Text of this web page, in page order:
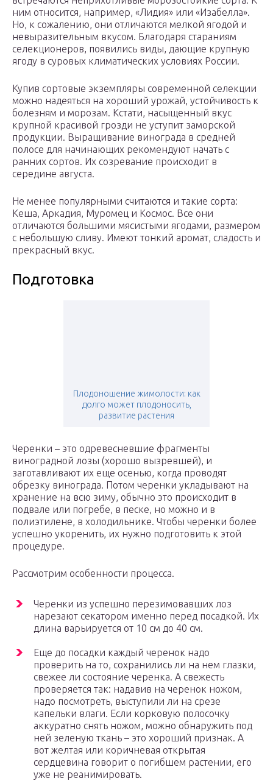
ним относится, например, «Лидия» или «Изабелла».
Но, к сожалению, они отличаются мелкой ягодой и
невыразительным вкусом. Благодаря стараниям
селекционеров, появились виды, дающие крупную
ягоду в суровых климатических условиях России.
Купив сортовые экземпляры современной селекции
можно надеяться на хороший урожай, устойчивость к
болезням и морозам. Кстати, насыщенный вкус
крупной красивой грозди не уступит заморской
продукции. Выращивание винограда в средней
полосе для начинающих рекомендуют начать с
ранних сортов. Их созревание происходит в
середине августа.
Не менее популярными считаются и такие сорта:
Кеша, Аркадия, Муромец и Космос. Все они
отличаются большими мясистыми ягодами, размером
с небольшую сливу. Имеют тонкий аромат, сладость и
прекрасный вкус.
Подготовка
Плодоношение жимолости: как
долго может плодоносить,
развитие растения
Черенки – это одревесневшие фрагменты
виноградной лозы (хорошо вызревшей), и
заготавливают их еще осенью, когда проводят
обрезку винограда. Потом черенки укладывают на
хранение на всю зиму, обычно это происходит в
подвале или погребе, в песке, но можно и в
полиэтилене, в холодильнике. Чтобы черенки более
успешно укоренить, их нужно подготовить к этой
процедуре.
Рассмотрим особенности процесса.
Черенки из успешно перезимовавших лоз
нарезают секатором именно перед посадкой. Их
длина варьируется от 10 см до 40 см.
Еще до посадки каждый черенок надо
проверить на то, сохранились ли на нем глазки,
свежее ли состояние черенка. А свежесть
проверяется так: надавив на черенок ножом,
надо посмотреть, выступили ли на срезе
капельки влаги. Если корковую полосочку
аккуратно снять ножом, можно обнаружить под
ней зеленую ткань – это хороший признак. А
вот желтая или коричневая открытая
сердцевина говорит о погибшем растении, его
уже не реанимировать.